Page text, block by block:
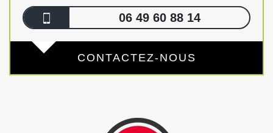
06 49 60 88 14
CONTACTEZ-NOUS